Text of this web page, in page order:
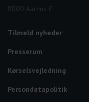
8000 Aarhus C
Tilmeld nyheder
Presserum
Kørselsvejledning
Persondatapolitik